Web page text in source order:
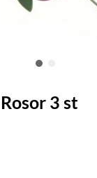
3 st